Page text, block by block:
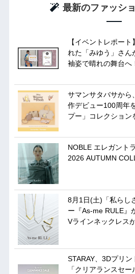
最新のファッシ
【イベントレポー
れた「みゆう」さん
袖姿で晴れの舞台へ
サマンサタバサから
作デビュー100周年
プー」コレクション
NOBLE エレガント
2026 AUTUMN
8月1日(土)「私らし
ー『As-me RULE』
Vラインネックレス
STARAY、3Dプリ
「クリアランスセ